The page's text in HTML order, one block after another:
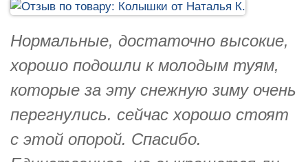
Нормальные, достаточно высокие,
хорошо подошли к молодым туям,
которые за эту снежную зиму очень
перегнулись. сейчас хорошо стоят
с этой опорой. Спасибо.